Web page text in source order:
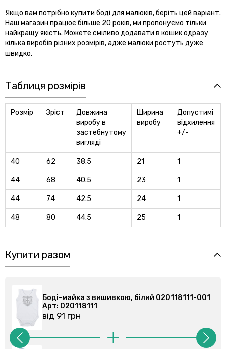
Якщо вам потрібно купити боді для малюків, беріть цей варіант.
Наш магазин працює більше 20 років, ми пропонуємо тільки
найкращу якість. Можете сміливо додавати в кошик одразу
кілька виробів різних розмірів, адже малюки ростуть дуже
швидко.
Таблиця розмірів
Розмір Зріст
Довжина
виробу в
застебнутому
вигляді
Ширина
виробу
Допустимі
відхилення
+/-
40 62 38.5 21 1
44 68 40.5 23 1
44 74 42.5 24 1
48 80 44.5 25 1
Купити разом
Боді-майка з вишивкою, білий 020118111-001
Арт: 020118111
від 91 грн